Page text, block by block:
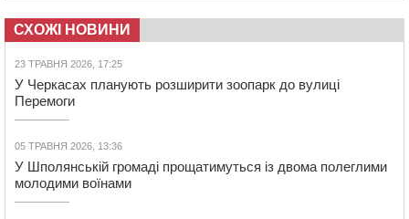
СХОЖІ НОВИНИ
23 ТРАВНЯ 2026, 17:25
У Черкасах планують розширити зоопарк до вулиці
Перемоги
05 ТРАВНЯ 2026, 13:36
У Шполянській громаді прощатимуться із двома полеглими
молодими воїнами